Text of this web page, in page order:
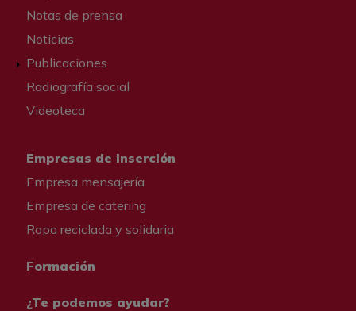
Notas de prensa
Noticias
Publicaciones
Radiografía social
Videoteca
Empresas de inserción
Empresa mensajería
Empresa de catering
Ropa reciclada y solidaria
Formación
¿Te podemos ayudar?